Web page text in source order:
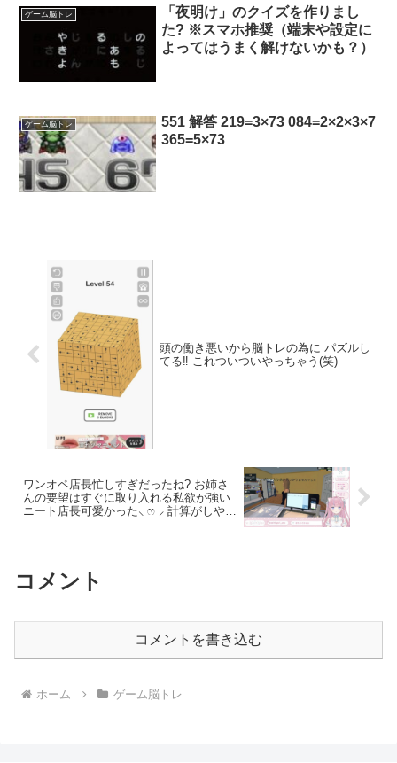
能でしょうか？(全て交換可能
な゙場合には当方画像全てとの交
換希望です) ご検討お願い致しま
ゲーム脳トレ
「夜明け」のクイズを作りまし
た? ※スマホ推奨（端末や設定に
よってはうまく解けないかも？）
ゲーム脳トレ
551 解答 219=3×73 084=2×2×3×7
365=5×73
頭の働き悪いから脳トレの為に パズルし
てる‼️ これついついやっちゃう(笑)
ワンオペ店長忙しすぎだったね? お姉さ
んの要望はすぐに取り入れる私欲が強い
ニート店長可愛かった⸜ ෆ ⸝‍ 計算がしやす
コメント
コメントを書き込む
ホーム ゲーム脳トレ